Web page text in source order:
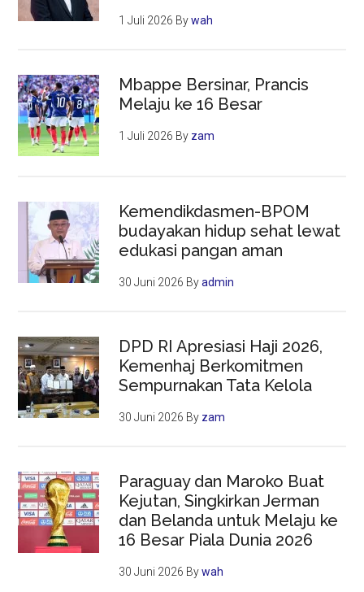
1 Juli 2026 Bywah
Mbappe Bersinar, Prancis
Melaju ke 16 Besar
1 Juli 2026 By zam
Kemendikdasmen-BPOM
budayakan hidup sehat lewat
edukasi pangan aman
30 Juni 2026 Byadmin
DPD RI Apresiasi Haji 2026,
Kemenhaj Berkomitmen
Sempurnakan Tata Kelola
30 Juni 2026 By zam
Paraguay dan Maroko Buat
Kejutan, Singkirkan Jerman
dan Belanda untuk Melaju ke
16 Besar Piala Dunia 2026
30 Juni 2026 Bywah